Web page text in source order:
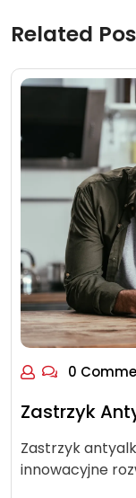
Related
0
Zastrzyk
Zastrzyk
innowacyjne